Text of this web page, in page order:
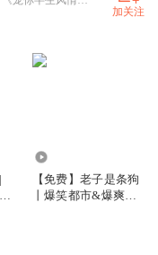
加关注
【免费】老子是条狗
丨爆笑都市&爆爽热